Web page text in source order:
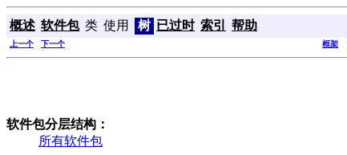
概述 软件包 类 使用 树 已过时 索引 帮助
上一个 下一个 框架
软件包分层结构：
所有软件包